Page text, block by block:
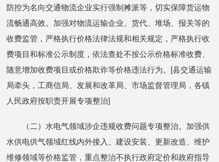
防控为名向交通物流企业实行强制摊派等，切实保障货运物
流畅通高效。加强对物流运输企业、货代、堆场、报关等的
收费监管，严格执行价格法律法规和相关规定，严格执行收
费项目和标准公示制度，依法查处不按公示价格标准收费、
随意增加收费项目或价格欺诈等价格违法行为。[县交通运输
局牵头，工商信局、发展和改革局、市场监督管理局，各镇
人民政府按职责开展专项整治]
（二）水电气领域涉企违规收费问题专项整治。加强供
水供电供气领域红线内外接入、建设安装、更新改造、维护
维修领域等价格监管，重点整治不执行政府定价和政府指导